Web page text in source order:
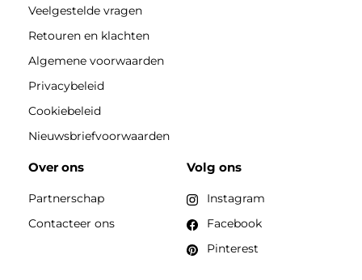
Veelgestelde vragen
Retouren en klachten
Algemene voorwaarden
Privacybeleid
Cookiebeleid
Nieuwsbriefvoorwaarden
Over ons
Partnerschap
Contacteer ons
Volg ons
Instagram
Facebook
Pinterest